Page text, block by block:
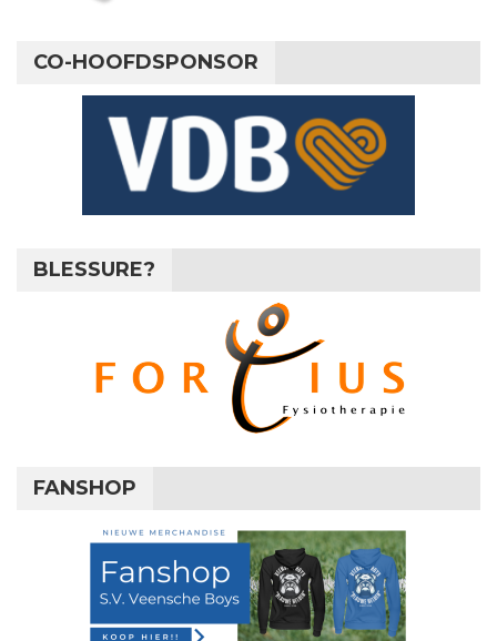
CO-HOOFDSPONSOR
BLESSURE?
FANSHOP